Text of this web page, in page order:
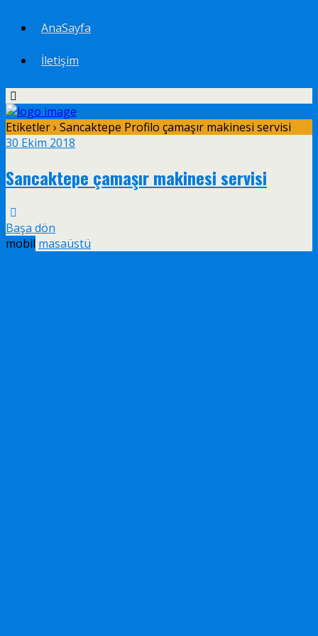
AnaSayfa
İletişim
Etiketler › Sancaktepe Profilo çamaşır makinesi servisi
30 Ekim 2018
Sancaktepe çamaşır makinesi servisi
Başa dön
mobil masaüstü